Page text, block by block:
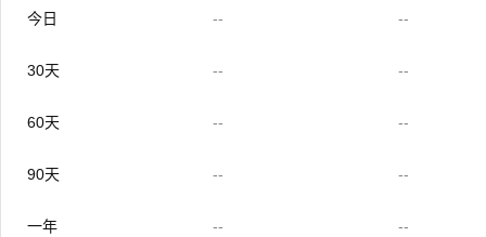
今日 -- --
30天 -- --
60天 -- --
90天 -- --
一年 -- --